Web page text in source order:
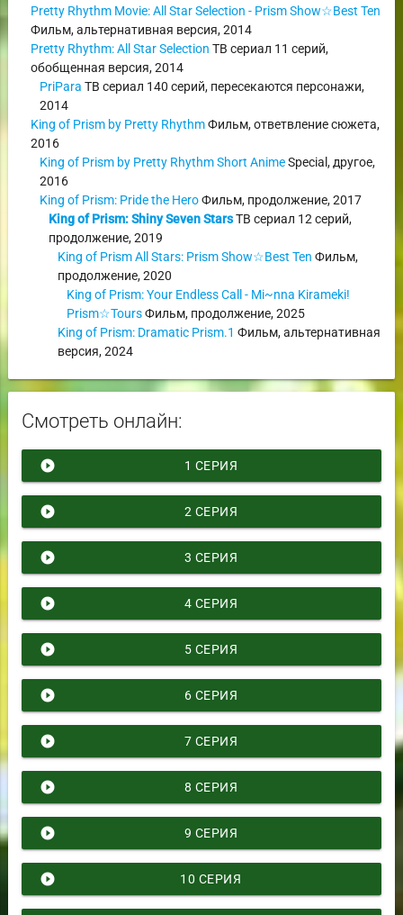
Pretty Rhythm Movie: All Star Selection - Prism Show☆Best Ten
Фильм,альтернативная версия,2014
Pretty Rhythm: All Star Selection ТВ сериал 11 серий,
обобщенная версия,2014
PriPara ТВ сериал 140 серий, пересекаются персонажи,
2014
King of Prism by Pretty RhythmФильм,ответвление сюжета,
2016
King of Prism by Pretty Rhythm Short AnimeSpecial , другое,
2016
King of Prism: Pride the HeroФильм, продолжение,2017
King of Prism: Shiny Seven StarsТВ сериал 12 серий,
продолжение,2019
King of Prism All Stars: Prism Show☆Best Ten Фильм,
продолжение,2020
King of Prism: Your Endless Call - Mi~nna Kirameki!
Prism☆ToursФильм, продолжение,2025
King of Prism: Dramatic Prism.1 Фильм,альтернативная
версия,2024
Смотреть онлайн:
play_circle_filled 1 СЕРИЯ
play_circle_filled 2 СЕРИЯ
play_circle_filled 3 СЕРИЯ
play_circle_filled 4 СЕРИЯ
play_circle_filled 5 СЕРИЯ
play_circle_filled 6 СЕРИЯ
play_circle_filled 7 СЕРИЯ
play_circle_filled 8 СЕРИЯ
play_circle_filled 9 СЕРИЯ
play_circle_filled 10 СЕРИЯ